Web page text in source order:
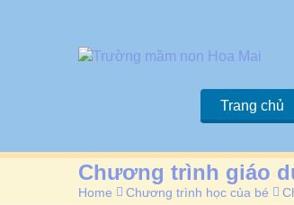
Trang chủ
Chương trình giáo
Home > Chương trình học của bé >